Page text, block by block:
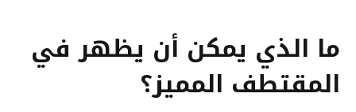
ما الذي يمكن أن يظهر في
المقتطف المميز؟